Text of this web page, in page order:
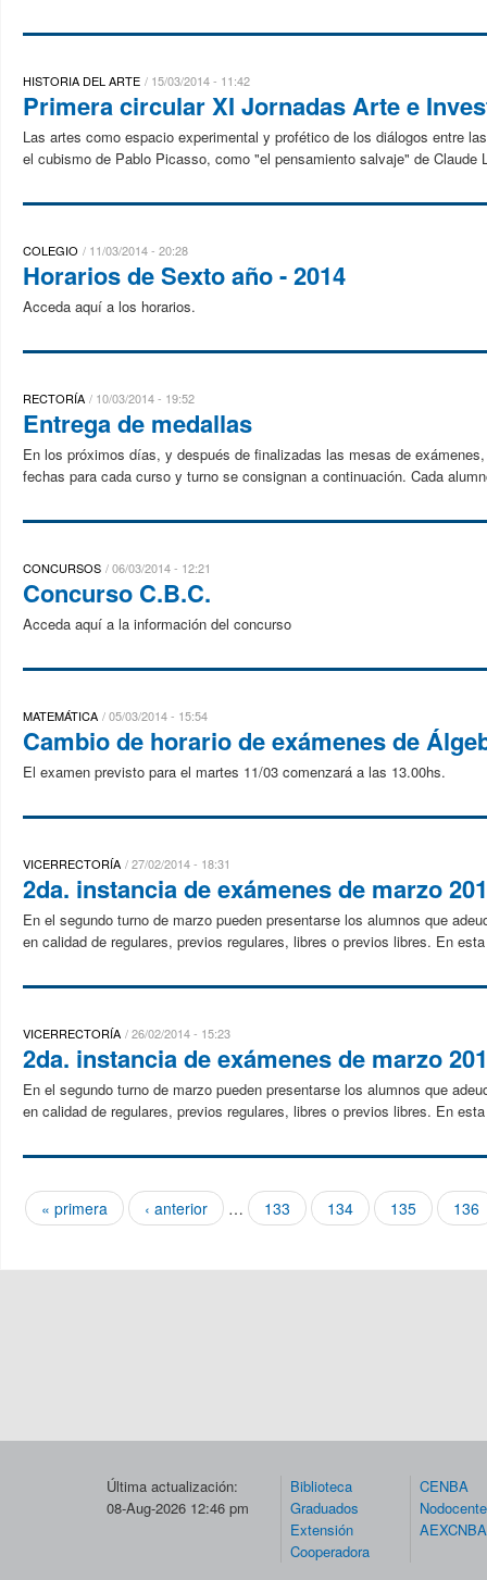
HISTORIA DEL ARTE 15/03/2014 - 11:42
Primera circular XI Jornadas Arte e
Las artes como espacio experimental y profético de los diálogos entre
el cubismo de Pablo Picasso, como "el pensamiento salvaje" de Claude
COLEGIO 11/03/2014 - 20:28
Horarios de Sexto año - 2014
Acceda aquí a los horarios.
RECTORÍA 10/03/2014 - 19:52
Entrega de medallas
En los próximos días, y después de finalizadas las mesas de
fechas para cada curso y turno se consignan a continuación. Cada
CONCURSOS 06/03/2014 - 12:21
Concurso C.B.C.
Acceda aquí a la información del concurso
MATEMÁTICA 05/03/2014 - 15:54
Cambio de horario de exámenes de
El examen previsto para el martes 11/03 comenzará a las 13.00hs.
VICERRECTORÍA 27/02/2014 - 18:31
2da. instancia de exámenes de marzo
En el segundo turno de marzo pueden presentarse los alumnos que
en calidad de regulares, previos regulares, libres o previos libres. En
VICERRECTORÍA 26/02/2014 - 15:23
2da. instancia de exámenes de marzo
En el segundo turno de marzo pueden presentarse los alumnos que
en calidad de regulares, previos regulares, libres o previos libres. En
Páginas
« primera ‹ anterior … 133 134 135 136
Última actualización:
08-Aug-2026 12:46 pm
Biblioteca
Graduados
Extensión
Cooperadora
CENBA
AEXCNBA